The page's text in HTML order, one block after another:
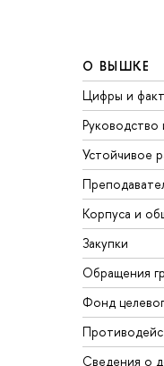
О ВЫШКЕ
Цифры и
Руководство
Устойчивое
Корпуса и
Закупки
Обращения
Фонд
Сведения о